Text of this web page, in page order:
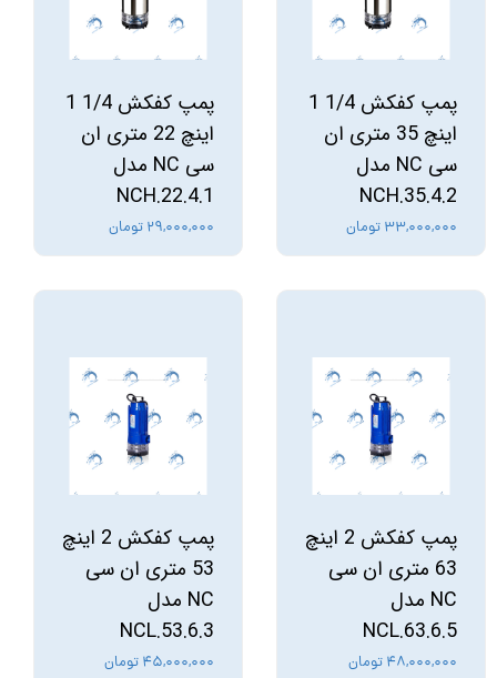
پمپ کفکش 1/4 1
اینچ 35 متری ان
سی NC مدل
NCH.35.4.2
۳۳,۰۰۰,۰۰۰ تومان
پمپ کفکش 1/4 1
اینچ 22 متری ان
سی NC مدل
NCH.22.4.1
۲۹,۰۰۰,۰۰۰ تومان
پمپ کفکش 2 اینچ
63 متری ان سی
NC مدل
NCL.63.6.5
۴۸,۰۰۰,۰۰۰ تومان
پمپ کفکش 2 اینچ
53 متری ان سی
NC مدل
NCL.53.6.3
۴۵,۰۰۰,۰۰۰ تومان